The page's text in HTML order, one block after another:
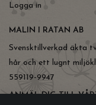
Logga in
MALIN I RATAN AB
Svensktillverkad äkta
hår och ett lugnt
559119-9947
ANMÄL DIG TILL